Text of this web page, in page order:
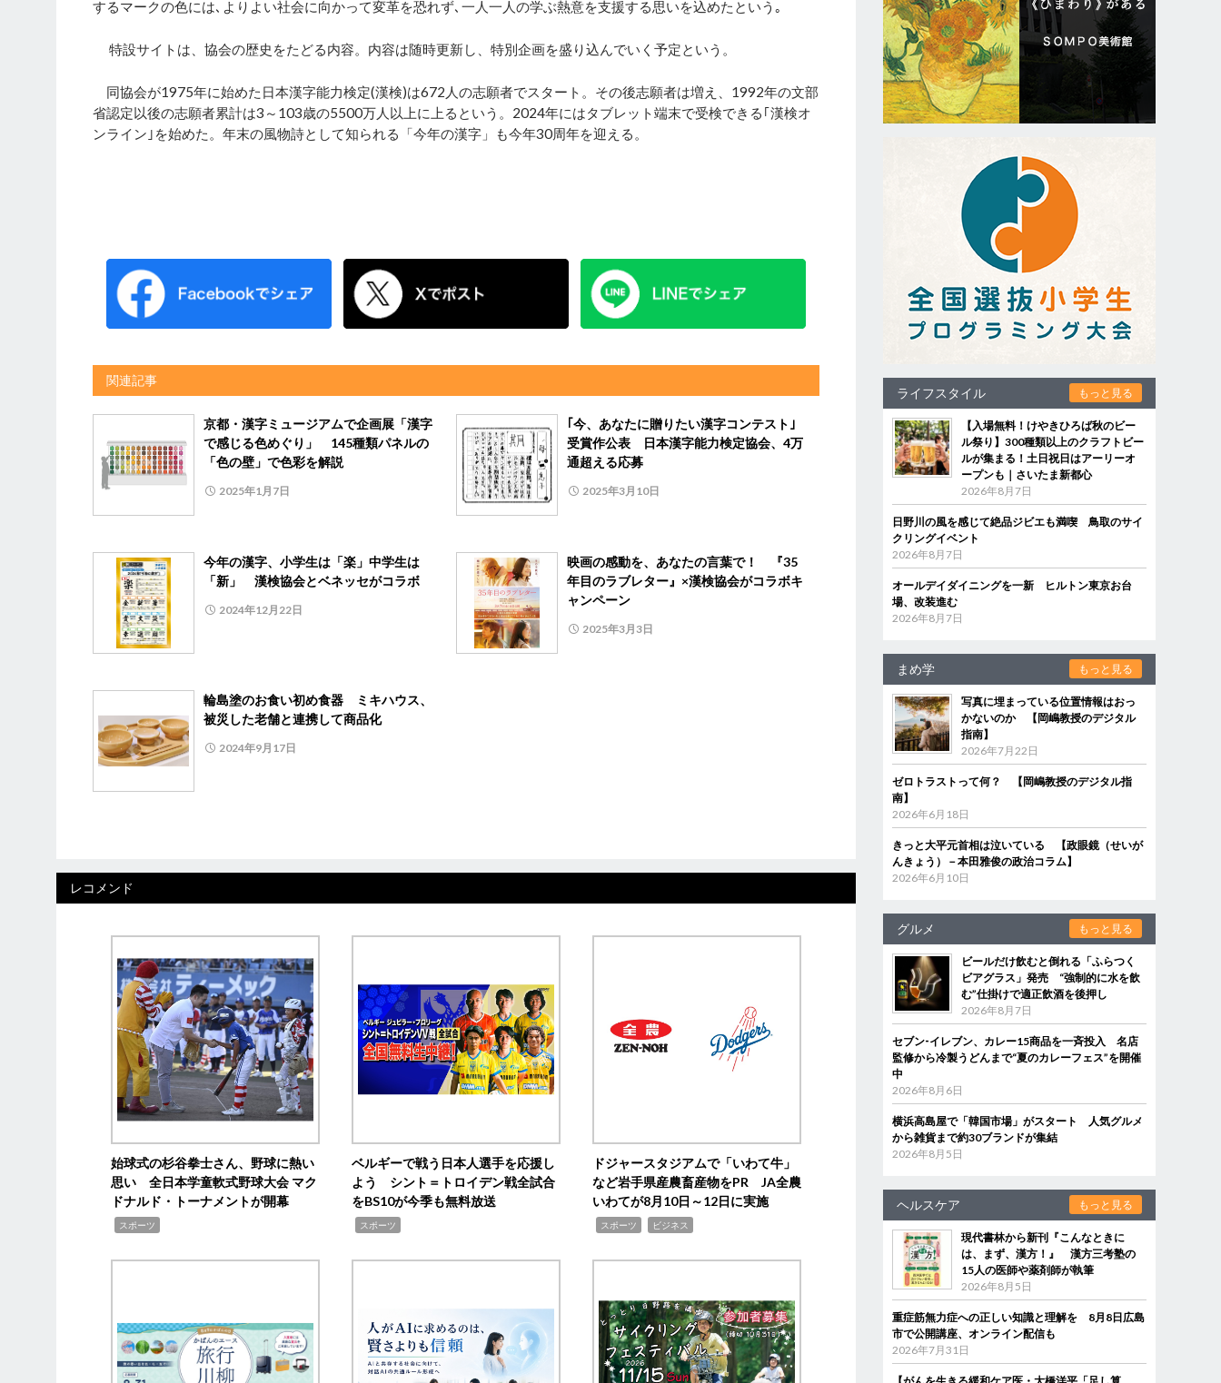
するマークの色には､よりよい社会に向かって変革を恐れず､一人一人の学ぶ熱意を支援する思いを込めたという｡
特設サイトは、協会の歴史をたどる内容。内容は随時更新し、特別企画を盛り込んでいく予定という。
同協会が1975年に始めた日本漢字能力検定(漢検)は672人の志願者でスタート。その後志願者は増え、1992年の文部
省認定以後の志願者累計は3～103歳の5500万人以上に上るという。2024年にはタブレット端末で受検できる｢漢検オ
ンライン｣を始めた。年末の風物詩として知られる「今年の漢字」も今年30周年を迎える。
関連記事
京都・漢字ミュージアムで企画展「漢字
で感じる色めぐり」 145種類パネルの
「色の壁」で色彩を解説
2025年1月7日
｢今、あなたに贈りたい漢字コンテスト｣
受賞作公表 日本漢字能力検定協会、4万
通超える応募
2025年3月10日
今年の漢字、小学生は「楽」中学生は
「新」 漢検協会とベネッセがコラボ
2024年12月22日
映画の感動を、あなたの言葉で！ 『35
年目のラブレター』×漢検協会がコラボキ
ャンペーン
2025年3月3日
輪島塗のお食い初め食器 ミキハウス、
被災した老舗と連携して商品化
2024年9月17日
レコメンド
始球式の杉谷拳士さん、野球に熱い
思い 全日本学童軟式野球大会 マク
ドナルド・トーナメントが開幕
スポーツ
ベルギーで戦う日本人選手を応援し
よう シント＝トロイデン戦全試合
をBS10が今季も無料放送
スポーツ
ドジャースタジアムで「いわて牛」
など岩手県産農畜産物をPR JA全農
いわてが8月10日～12日に実施
スポーツ ビジネス
ライフスタイル もっと見る
【入場無料！けやきひろば秋のビー
ル祭り】300種類以上のクラフトビー
ルが集まる！土日祝日はアーリーオ
ープンも｜さいたま新都心
2026年8月7日
日野川の風を感じて絶品ジビエも満喫 鳥取のサイ
クリングイベント
2026年8月7日
オールデイダイニングを一新 ヒルトン東京お台
場、改装進む
2026年8月7日
まめ学 もっと見る
写真に埋まっている位置情報はおっ
かないのか 【岡嶋教授のデジタル
指南】
2026年7月22日
ゼロトラストって何？ 【岡嶋教授のデジタル指
南】
2026年6月18日
きっと大平元首相は泣いている 【政眼鏡（せいが
んきょう）－本田雅俊の政治コラム】
2026年6月10日
グルメ もっと見る
ビールだけ飲むと倒れる「ふらつく
ビアグラス」発売 “強制的に水を飲
む”仕掛けで適正飲酒を後押し
2026年8月7日
セブン‐イレブン、カレー15商品を一斉投入 名店
監修から冷製うどんまで“夏のカレーフェス”を開催
中
2026年8月6日
横浜高島屋で「韓国市場」がスタート 人気グルメ
から雑貨まで約30ブランドが集結
2026年8月5日
ヘルスケア もっと見る
現代書林から新刊『こんなときに
は、まず、漢方！』 漢方三考塾の
15人の医師や薬剤師が執筆
2026年8月5日
重症筋無力症への正しい知識と理解を 8月8日広島
市で公開講座、オンライン配信も
2026年7月31日